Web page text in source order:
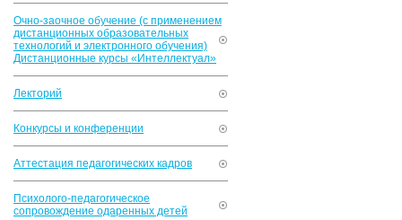
Очно-заочное обучение (с применением
дистанционных образовательных
технологий и электронного обучения)
Дистанционные курсы «Интеллектуал»
Лекторий
Конкурсы и конференции
Аттестация педагогических кадров
Психолого-педагогическое
сопровождение одаренных детей